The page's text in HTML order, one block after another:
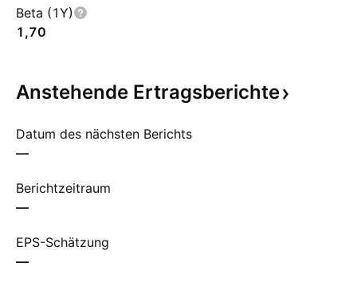
Beta (1Y)
1,70
Anstehende Ertragsberichte
Datum des nächsten Berichts
—
Berichtzeitraum
—
EPS-Schätzung
—